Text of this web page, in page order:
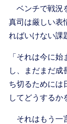
ベンチで戦況
真司は厳しい表
ればいけない課
「それは今に
し、まだまだ成
ち切るためには
してどうするか
それはもう一